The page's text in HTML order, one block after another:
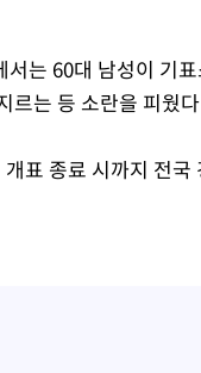
는 60대 남성이 기
르는 등 소란을 피웠
표 종료 시까지 전